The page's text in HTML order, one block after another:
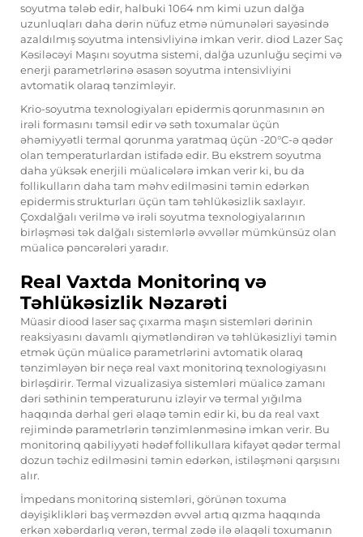
soyutma tələb edir, halbuki 1064 nm kimi uzun dalğa
uzunluqları daha dərin nüfuz etmə nümunələri sayəsində
azaldılmış soyutma intensivliyinə imkan verir. diod Lazer Saç
Kəsiləcəyi Maşını soyutma sistemi, dalğa uzunluğu seçimi və
enerji parametrlərinə əsasən soyutma intensivliyini
avtomatik olaraq tənzimləyir.
Krio-soyutma texnologiyaları epidermis qorunmasının ən
irəli formasını təmsil edir və səth toxumalar üçün
əhəmiyyətli termal qorunma yaratmaq üçün -20°C-ə qədər
olan temperaturlardan istifadə edir. Bu ekstrem soyutma
daha yüksək enerjili müalicələrə imkan verir ki, bu da
follikulların daha tam məhv edilməsini təmin edərkən
epidermis strukturları üçün tam təhlükəsizlik saxlayır.
Çoxdalğalı verilmə və irəli soyutma texnologiyalarının
birləşməsi tək dalğalı sistemlərlə əvvəllər mümkünsüz olan
müalicə pəncərələri yaradır.
Real Vaxtda Monitorinq və
Təhlükəsizlik Nəzarəti
Müasir diood laser saç çıxarma maşın sistemləri dərinin
reaksiyasını davamlı qiymətləndirən və təhlükəsizliyi təmin
etmək üçün müalicə parametrlərini avtomatik olaraq
tənzimləyən bir neçə real vaxt monitorinq texnologiyasını
birləşdirir. Termal vizualizasiya sistemləri müalicə zamanı
dəri səthinin temperaturunu izləyir və termal yığılma
haqqında dərhal geri əlaqə təmin edir ki, bu da real vaxt
rejimində parametrlərin tənzimlənməsinə imkan verir. Bu
monitorinq qabiliyyəti hədəf follikullara kifayət qədər termal
dozun təchiz edilməsini təmin edərkən, istiləşməni qarşısını
alır.
İmpedans monitorinq sistemləri, görünən toxuma
dəyişiklikləri baş verməzdən əvvəl artıq qızma haqqında
erkən xəbərdarlıq verən, termal zədə ilə əlaqəli toxumanın